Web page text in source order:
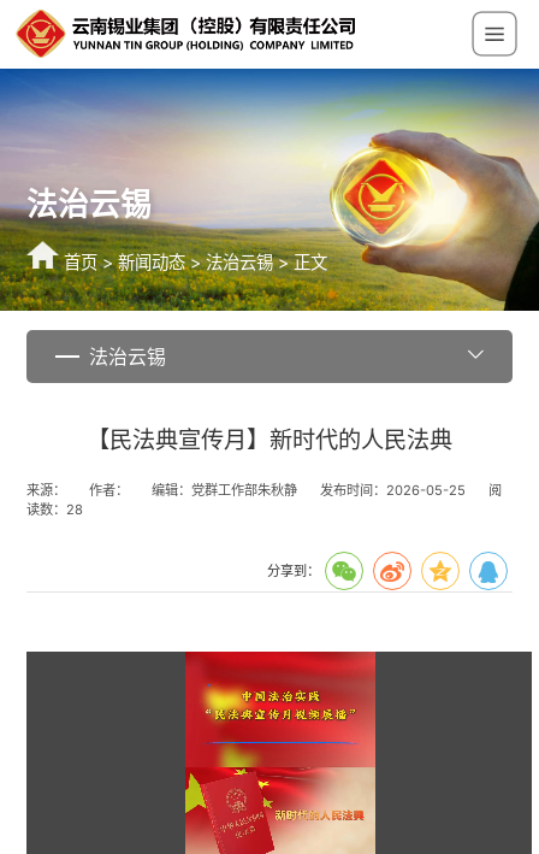
法治云锡
首页>新闻动态>法治云锡> 正文
法治云锡
【民法典宣传月】新时代的人民法典
来源： 作者： 编辑：党群工作部朱秋静 发布时间：2026-05-25
阅
读数：28
分享到：